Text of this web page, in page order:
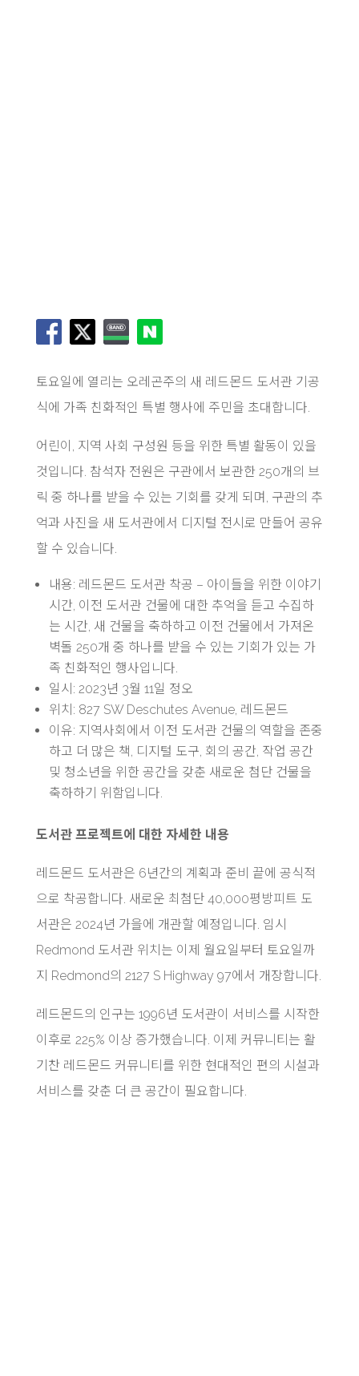
토요일에 열리는 오레곤주의 새 레드몬드 도서관 기공
식에 가족 친화적인 특별 행사에 주민을 초대합니다.
어린이, 지역 사회 구성원 등을 위한 특별 활동이 있을
것입니다. 참석자 전원은 구관에서 보관한 250개의 브
릭 중 하나를 받을 수 있는 기회를 갖게 되며, 구관의 추
억과 사진을 새 도서관에서 디지털 전시로 만들어 공유
할 수 있습니다.
내용: 레드몬드 도서관 착공 – 아이들을 위한 이야기
​​시간, 이전 도서관 건물에 대한 추억을 듣고 수집하
는 시간, 새 건물을 축하하고 이전 건물에서 가져온
벽돌 250개 중 하나를 받을 수 있는 기회가 있는 가
족 친화적인 행사입니다.
일시: 2023년 3월 11일 정오
위치: 827 SW Deschutes Avenue, 레드몬드
이유: 지역사회에서 이전 도서관 건물의 역할을 존중
하고 더 많은 책, 디지털 도구, 회의 공간, 작업 공간
및 청소년을 위한 공간을 갖춘 새로운 첨단 건물을
축하하기 위함입니다.
도서관 프로젝트에 대한 자세한 내용
레드몬드 도서관은 6년간의 계획과 준비 끝에 공식적
으로 착공합니다. 새로운 최첨단 40,000평방피트 도
서관은 2024년 가을에 개관할 예정입니다. 임시
Redmond 도서관 위치는 이제 월요일부터 토요일까
지 Redmond의 2127 S Highway 97에서 개장합니다.
레드몬드의 인구는 1996년 도서관이 서비스를 시작한
이후로 225% 이상 증가했습니다. 이제 커뮤니티는 활
기찬 레드몬드 커뮤니티를 위한 현대적인 편의 시설과
서비스를 갖춘 더 큰 공간이 필요합니다.